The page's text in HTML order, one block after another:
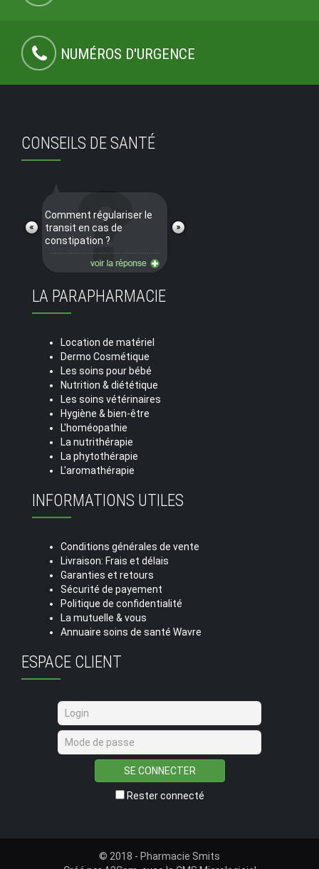
NUMÉROS D'URGENCE
CONSEILS DE SANTÉ
Comment régulariser le
transit en cas de
constipation ?
LA PARAPHARMACIE
Location de matériel
Dermo Cosmétique
Les soins pour bébé
Nutrition & diététique
Les soins vétérinaires
Hygiène & bien-être
L'homéopathie
La nutrithérapie
La phytothérapie
L'aromathérapie
INFORMATIONS UTILES
Conditions générales de vente
Livraison: Frais et délais
Garanties et retours
Sécurité de payement
Politique de confidentialité
La mutuelle & vous
Annuaire soins de santé Wavre
ESPACE CLIENT
SE CONNECTER
Rester connecté
© 2018 - Pharmacie Smits